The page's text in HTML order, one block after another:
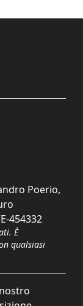
Poerio,
454332
È
qualsiasi